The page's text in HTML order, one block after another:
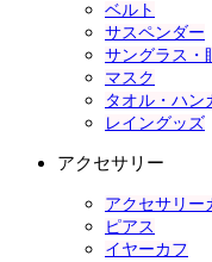
ベルト
サスペンダー
サングラス・
マスク
タオル・ハン
レイングッズ
アクセサリー
アクセサリー
ピアス
イヤーカフ